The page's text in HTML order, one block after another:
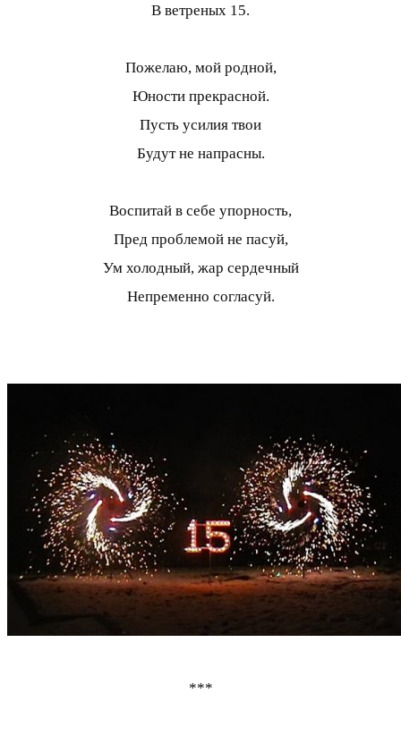
В ветреных 15.
Пожелаю, мой родной,
Юности прекрасной.
Пусть усилия твои
Будут не напрасны.
Воспитай в себе упорность,
Пред проблемой не пасуй,
Ум холодный, жар сердечный
Непременно согласуй.
***